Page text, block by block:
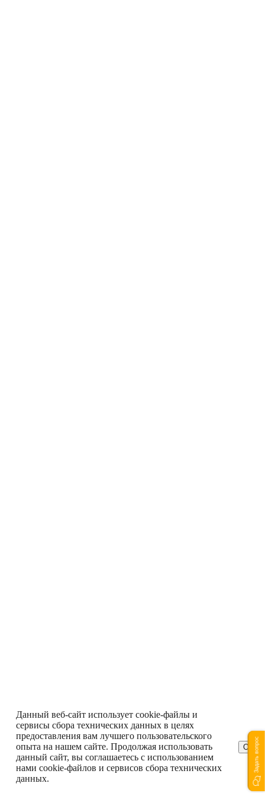
Данный веб-сайт использует cookie-файлы и
сервисы сбора технических данных в целях
предоставления вам лучшего пользовательского
опыта на нашем сайте. Продолжая использовать
данный сайт, вы соглашаетесь с использованием
нами cookie-файлов и сервисов сбора технических
данных.
ОК Задать вопрос